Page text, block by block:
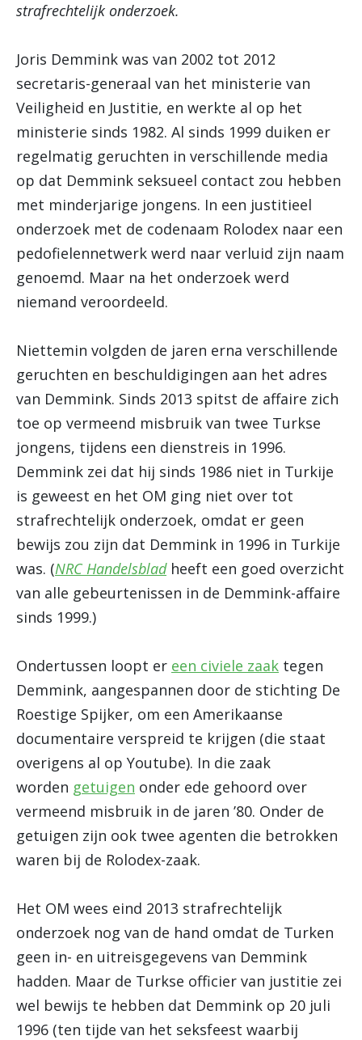
strafrechtelijk onderzoek.
Joris Demmink was van 2002 tot 2012
secretaris-generaal van het ministerie van
Veiligheid en Justitie, en werkte al op het
ministerie sinds 1982. Al sinds 1999 duiken er
regelmatig geruchten in verschillende media
op dat Demmink seksueel contact zou hebben
met minderjarige jongens. In een justitieel
onderzoek met de codenaam Rolodex naar een
pedofielennetwerk werd naar verluid zijn naam
genoemd. Maar na het onderzoek werd
niemand veroordeeld.
Niettemin volgden de jaren erna verschillende
geruchten en beschuldigingen aan het adres
van Demmink. Sinds 2013 spitst de affaire zich
toe op vermeend misbruik van twee Turkse
jongens, tijdens een dienstreis in 1996.
Demmink zei dat hij sinds 1986 niet in Turkije
is geweest en het OM ging niet over tot
strafrechtelijk onderzoek, omdat er geen
bewijs zou zijn dat Demmink in 1996 in Turkije
was. (NRC Handelsbladheeft een goed overzicht
van alle gebeurtenissen in de Demmink-affaire
sinds 1999.)
Ondertussen loopt er een civiele zaak tegen
Demmink, aangespannen door de stichting De
Roestige Spijker, om een Amerikaanse
documentaire verspreid te krijgen (die staat
overigens al op Youtube). In die zaak
worden getuigen onder ede gehoord over
vermeend misbruik in de jaren ’80. Onder de
getuigen zijn ook twee agenten die betrokken
waren bij de Rolodex-zaak.
Het OM wees eind 2013 strafrechtelijk
onderzoek nog van de hand omdat de Turken
geen in- en uitreisgegevens van Demmink
hadden. Maar de Turkse officier van justitie zei
wel bewijs te hebben dat Demmink op 20 juli
1996 (ten tijde van het seksfeest waarbij